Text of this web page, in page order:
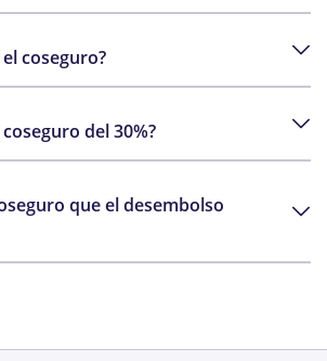
coseguro?
del 30%?
que el desembolso